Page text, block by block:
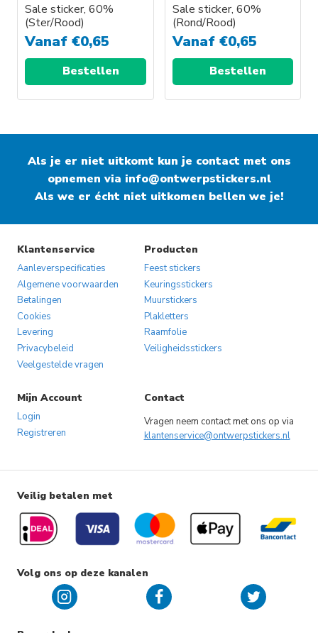
Sale sticker, 60%
(Ster/Rood)
Vanaf €0,65
Bestellen
Sale sticker, 60%
(Rond/Rood)
Vanaf €0,65
Bestellen
Als je er niet uitkomt kun je contact met ons
opnemen via info@ontwerpstickers.nl
Als we er écht niet uitkomen bellen we je!
Klantenservice
Aanleverspecificaties
Algemene voorwaarden
Betalingen
Cookies
Levering
Privacybeleid
Veelgestelde vragen
Producten
Feest stickers
Keuringsstickers
Muurstickers
Plakletters
Raamfolie
Veiligheidsstickers
Mijn Account
Login
Registreren
Contact
Vragen neem contact met ons op via
klantenservice@ontwerpstickers.nl
Veilig betalen met
Volg ons op deze kanalen